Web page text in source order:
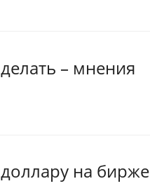
– мнения
на бирже